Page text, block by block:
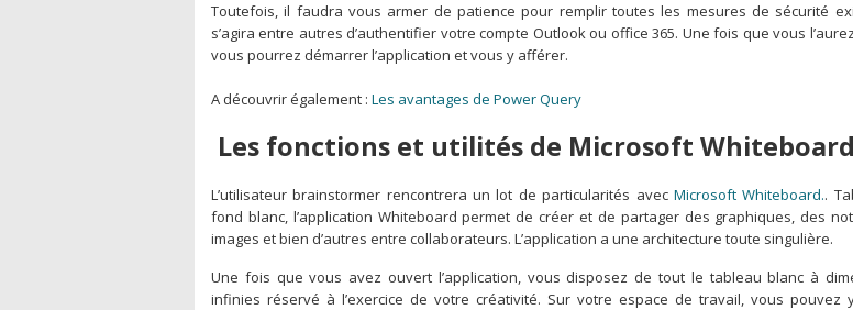
Toutefois, il faudra vous armer de patience pour remplir toutes les mesures de sécurité
s’agira entre autres d’authentifier votre compte Outlook ou office 365. Une fois que vous
vous pourrez démarrer l’application et vous y afférer.
A découvrir également : Les avantages de Power Query
Les fonctions et utilités de Microsoft Whiteboard
L’utilisateur brainstormer rencontrera un lot de particularités avec Microsoft Whiteboard..
fond blanc, l’application Whiteboard permet de créer et de partager des graphiques, des
images et bien d’autres entre collaborateurs. L’application a une architecture toute singulière.
Une fois que vous avez ouvert l’application, vous disposez de tout le tableau blanc à
infinies réservé à l’exercice de votre créativité. Sur votre espace de travail, vous pouvez